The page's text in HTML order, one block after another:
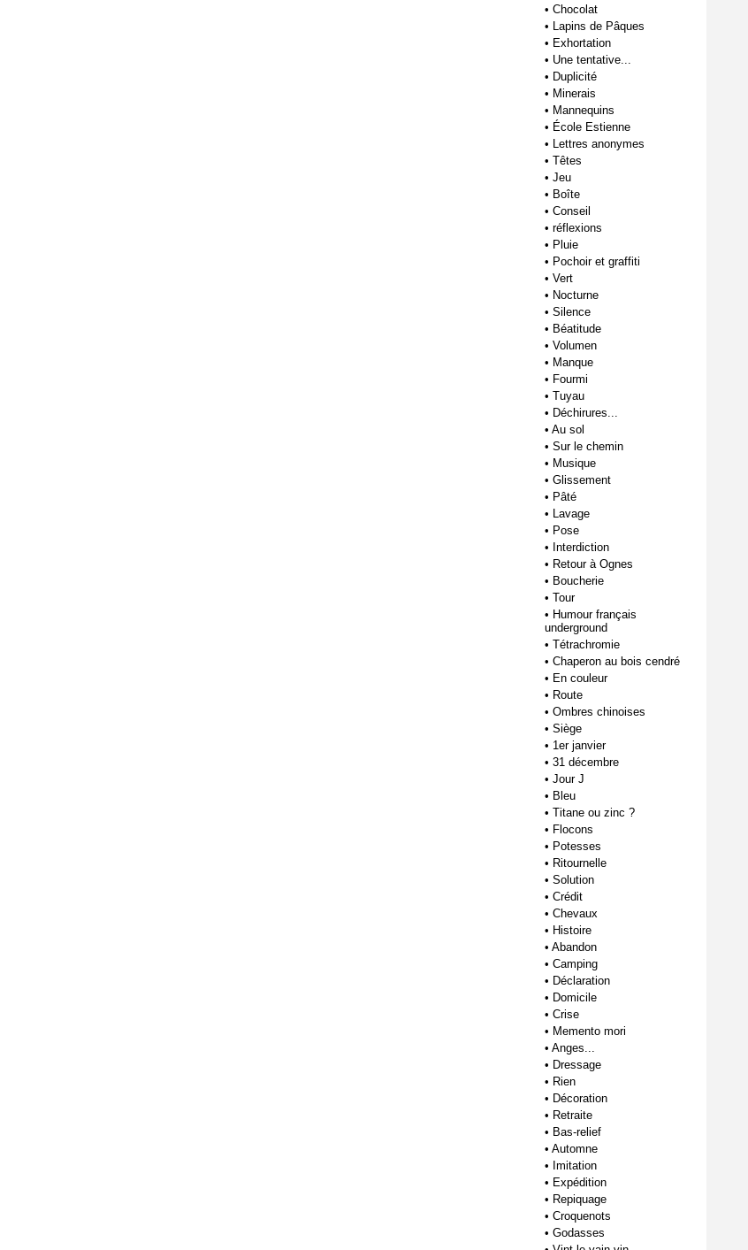
• Chocolat
• Lapins de Pâques
• Exhortation
• Une tentative...
• Duplicité
• Minerais
• Mannequins
• École Estienne
• Lettres anonymes
• Têtes
• Jeu
• Boîte
• Conseil
• réflexions
• Pluie
• Pochoir et graffiti
• Vert
• Nocturne
• Silence
• Béatitude
• Volumen
• Manque
• Fourmi
• Tuyau
• Déchirures...
• Au sol
• Sur le chemin
• Musique
• Glissement
• Pâté
• Lavage
• Pose
• Interdiction
• Retour à Ognes
• Boucherie
• Tour
• Humour français
underground
• Tétrachromie
• Chaperon au bois cendré
• En couleur
• Route
• Ombres chinoises
• Siège
• 1er janvier
• 31 décembre
• Jour J
• Bleu
• Titane ou zinc ?
• Flocons
• Potesses
• Ritournelle
• Solution
• Crédit
• Chevaux
• Histoire
• Abandon
• Camping
• Déclaration
• Domicile
• Crise
• Memento mori
• Anges...
• Dressage
• Rien
• Décoration
• Retraite
• Bas-relief
• Automne
• Imitation
• Expédition
• Repiquage
• Croquenots
• Godasses